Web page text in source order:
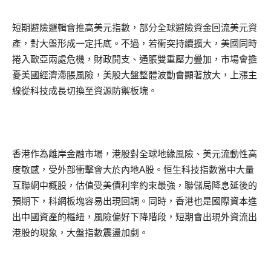
短期避險邏輯會推高美元指數，部分全球避險資金回流美元資
產，對大盤形成一定托底。不過，若衝突持續擴大，美國同時
捲入歐亞兩處危機，財政開支、通脹雙重壓力疊加，市場會擔
憂美國經濟滯脹風險，美股大盤整體波動會顯著放大，上漲主
線從科技成長切換至資源防禦板塊。
香港作為離岸金融市場，港股對全球地緣風險、美元流動性高
度敏感，受外部衝擊會大於內地A股。恒生科技指數當中大量
互聯網中概股，估值受美債利率約束最強，聯儲局降息延後的
預期下，科網板塊容易出現回調。同時，香港也是國際資本進
出中國資產的樞紐，風險偏好下降階段，短期會出現外資流出
港股的現象，大盤指數震盪加劇。